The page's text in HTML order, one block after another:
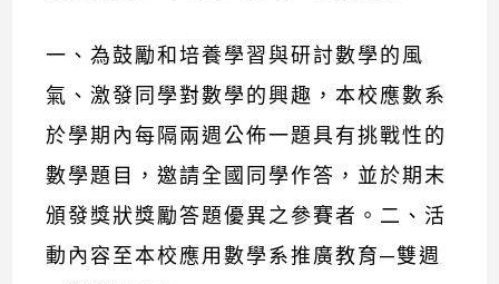
一、為鼓勵和培養學習與研討數學的風
氣、激發同學對數學的興趣，本校應數系
於學期內每隔兩週公佈一題具有挑戰性的
數學題目，邀請全國同學作答，並於期末
頒發獎狀獎勵答題優異之參賽者。二、活
動內容至本校應用數學系推廣教育─雙週